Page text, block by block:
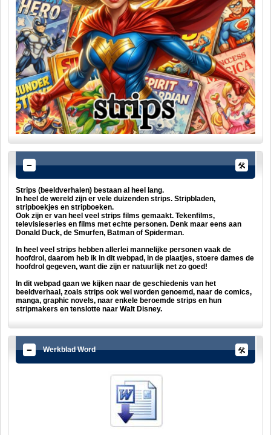
Strips (beeldverhalen) bestaan al heel lang.
In heel de wereld zijn er vele duizenden strips. Stripbladen,
stripboekjes en stripboeken.
Ook zijn er van heel veel strips films gemaakt. Tekenfilms,
televisieseries en films met echte personen. Denk maar eens aan
Donald Duck, de Smurfen, Batman of Spiderman.
In heel veel strips hebben allerlei mannelijke personen vaak de
hoofdrol, daarom heb ik in dit webpad, in de plaatjes, stoere dames de
hoofdrol gegeven, want die zijn er natuurlijk net zo goed!
In dit webpad gaan we kijken naar de geschiedenis van het
beeldverhaal, zoals strips ook wel worden genoemd, naar de comics,
manga, graphic novels, naar enkele beroemde strips en hun
stripmakers en tenslotte naar Walt Disney.
Werkblad Word